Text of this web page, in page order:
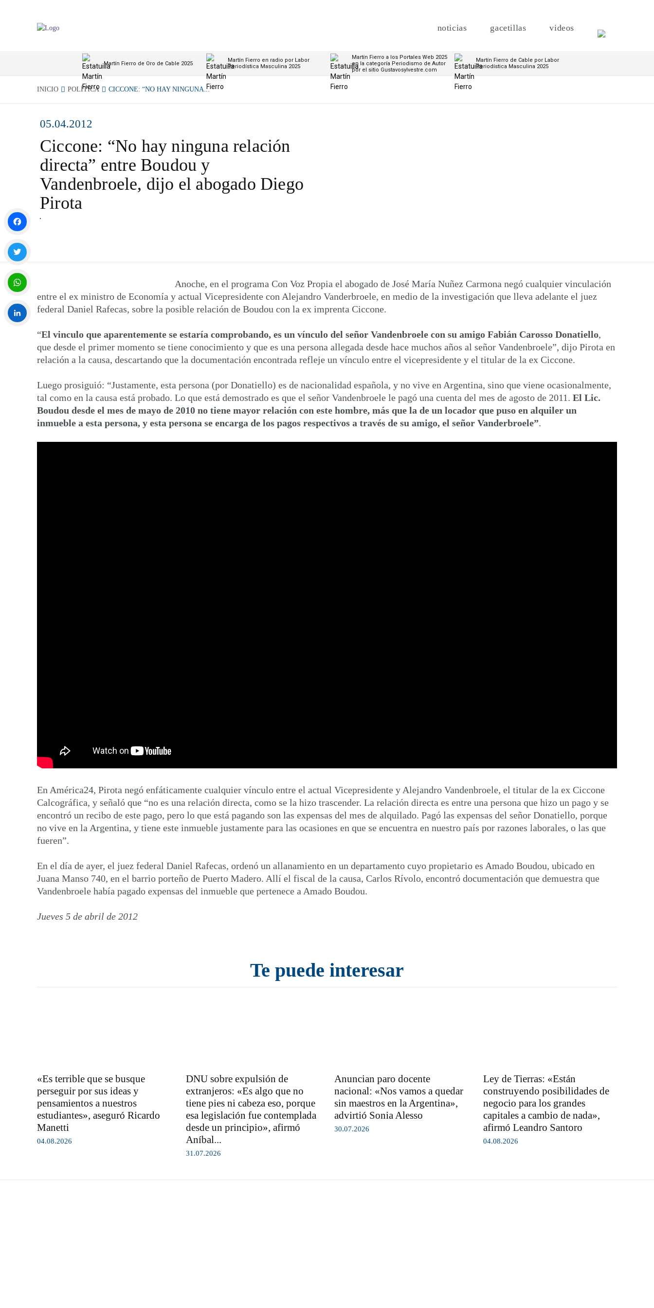
noticias gacetillas videos
Martín Fierro de Oro de Cable 2025
Martín Fierro en radio por Labor
Periodística Masculina 2025
Martín Fierro a los Portales Web 2025
en la categoría Periodismo de Autor
por el sitio Gustavosylvestre.com
Martín Fierro de Cable por Labor
Periodística Masculina 2025
INICIO POLÍTICA CICCONE: “NO HAY NINGUNA...
05.04.2012
Ciccone: “No hay ninguna relación
directa” entre Boudou y
Vandenbroele, dijo el abogado Diego
Pirota
Anoche, en el programa Con Voz Propia el abogado de José María Nuñez Carmona negó cualquier vinculación
entre el ex ministro de Economía y actual Vicepresidente con Alejandro Vanderbroele, en medio de la investigación que lleva adelante el juez
federal Daniel Rafecas, sobre la posible relación de Boudou con la ex imprenta Ciccone.
“El vinculo que aparentemente se estaría comprobando, es un vínculo del señor Vandenbroele con su amigo Fabián Carosso Donatiello,
que desde el primer momento se tiene conocimiento y que es una persona allegada desde hace muchos años al señor Vandenbroele”, dijo Pirota en
relación a la causa, descartando que la documentación encontrada refleje un vínculo entre el vicepresidente y el titular de la ex Ciccone.
Luego prosiguió: “Justamente, esta persona (por Donatiello) es de nacionalidad española, y no vive en Argentina, sino que viene ocasionalmente,
tal como en la causa está probado. Lo que está demostrado es que el señor Vandenbroele le pagó una cuenta del mes de agosto de 2011. El Lic.
Boudou desde el mes de mayo de 2010 no tiene mayor relación con este hombre, más que la de un locador que puso en alquiler un
inmueble a esta persona, y esta persona se encarga de los pagos respectivos a través de su amigo, el señor Vanderbroele”.
En América24, Pirota negó enfáticamente cualquier vínculo entre el actual Vicepresidente y Alejandro Vandenbroele, el titular de la ex Ciccone
Calcográfica, y señaló que “no es una relación directa, como se la hizo trascender. La relación directa es entre una persona que hizo un pago y se
encontró un recibo de este pago, pero lo que está pagando son las expensas del mes de alquilado. Pagó las expensas del señor Donatiello, porque
no vive en la Argentina, y tiene este inmueble justamente para las ocasiones en que se encuentra en nuestro país por razones laborales, o las que
fueren”.
En el día de ayer, el juez federal Daniel Rafecas, ordenó un allanamiento en un departamento cuyo propietario es Amado Boudou, ubicado en
Juana Manso 740, en el barrio porteño de Puerto Madero. Allí el fiscal de la causa, Carlos Rívolo, encontró documentación que demuestra que
Vandenbroele había pagado expensas del inmueble que pertenece a Amado Boudou.
Jueves 5 de abril de 2012
Te puede interesar
«Es terrible que se busque
perseguir por sus ideas y
pensamientos a nuestros
estudiantes», aseguró Ricardo
Manetti
04.08.2026
DNU sobre expulsión de
extranjeros: «Es algo que no
tiene pies ni cabeza eso, porque
esa legislación fue contemplada
desde un principio», afirmó
Aníbal...
31.07.2026
Anuncian paro docente
nacional: «Nos vamos a quedar
sin maestros en la Argentina»,
advirtió Sonia Alesso
30.07.2026
Ley de Tierras: «Están
construyendo posibilidades de
negocio para los grandes
capitales a cambio de nada»,
afirmó Leandro Santoro
04.08.2026
Facebook
Twitter
WhatsApp